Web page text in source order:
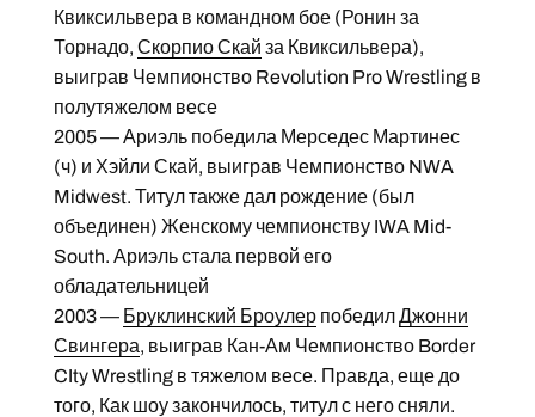
Квиксильвера в командном бое (Ронин за
Торнадо, Скорпио Скай за Квиксильвера),
выиграв Чемпионство Revolution Pro Wrestling в
полутяжелом весе
2005 — Ариэль победила Мерседес Мартинес
(ч) и Хэйли Скай, выиграв Чемпионство NWA
Midwest. Титул также дал рождение (был
объединен) Женскому чемпионству IWA Mid-
South. Ариэль стала первой его
обладательницей
2003 — Бруклинский БроулерпобедилДжонни
Свингера, выиграв Кан-Ам Чемпионство Border
CIty Wrestling в тяжелом весе. Правда, еще до
того, Как шоу закончилось, титул с него сняли.